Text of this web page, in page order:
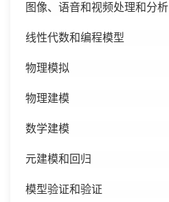
图像、语音和视频处理和分析
线性代数和编程模型
物理模拟
物理建模
数学建模
元建模和回归
模型验证和验证